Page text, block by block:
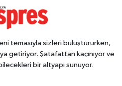
temasıyla sizleri buluştururken,
getiriyor. Şatafattan kaçınıyor ve
bir altyapı sunuyor.